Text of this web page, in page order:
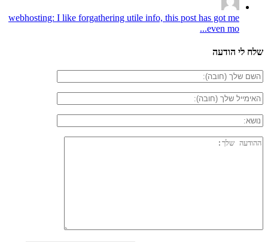
webhosting: I like forgathering utile info, this post has got me
even mo...
שלח לי הודעה